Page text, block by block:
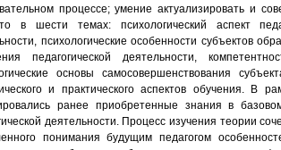
процессе; умение актуализировать и
в шести темах:психологический аспект
психологические особенности субъектов
педагогической деятельности,
основы самосовершенствования
и практического аспектов обучения. В
ранее приобретенные знания в
деятельности. Процесс изучения теории
понимания будущим педагогом